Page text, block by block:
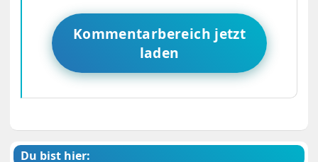
Kommentarbereich jetzt
laden
Du bist hier: